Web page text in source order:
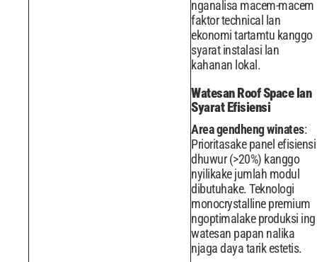
nganalisa macem-macem
faktor technical lan
ekonomi tartamtu kanggo
syarat instalasi lan
kahanan lokal.
Watesan Roof Space lan
Syarat Efisiensi
Area gendheng winates:
Prioritasake panel efisiensi
dhuwur (>20%) kanggo
nyilikake jumlah modul
dibutuhake. Teknologi
monocrystalline premium
ngoptimalake produksi ing
watesan papan nalika
njaga daya tarik estetis.